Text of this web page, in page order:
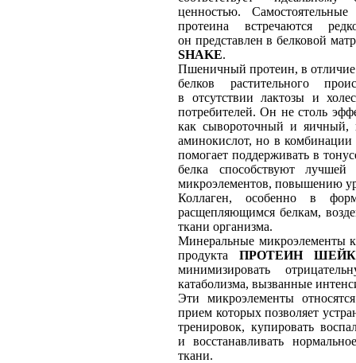
ценностью.
протеина встречаются
он представлен в белковой
SHAKE.
Пшеничный протеин, в отличие
белков растительного
в отсутствии лактозы и
потребителей. Он не столь
как сывороточный и яичный,
аминокислот, но в
помогает поддерживать в
белка способствуют
микроэлементов, повышению
Коллаген, особенно в
расщепляющимся белкам,
ткани организма.
Минеральные микроэлементы
продукта ПРОТЕИН ШЕЙК
минимизировать
катаболизма, вызванные
Эти микроэлементы
прием которых позволяет
тренировок, купировать
и восстанавливать
ткани.